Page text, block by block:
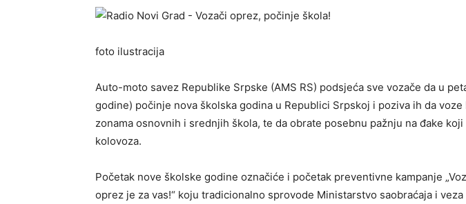
foto ilustracija
Auto-moto savez Republike Srpske (AMS RS) podsjeća sve vozače da u
godine) počinje nova školska godina u Republici Srpskoj i poziva ih da
zonama osnovnih i srednjih škola, te da obrate posebnu pažnju na đake
kolovoza.
Početak nove školske godine označiće i početak preventivne kampanje
oprez je za vas!“ koju tradicionalno sprovode Ministarstvo saobraćaja i